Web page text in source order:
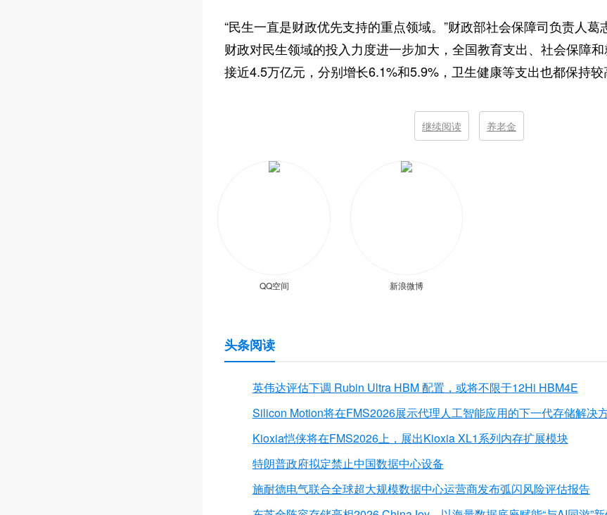
“民生一直是财政优先支持的重点领域。”财政部社会保障司负责人葛
财政对民生领域的投入力度进一步加大，全国教育支出、社会保障
接近4.5万亿元，分别增长6.1%和5.9%，卫生健康等支出也都保持较
继续阅读 养老金
QQ空间 新浪微博
头条阅读
英伟达评估下调 Rubin Ultra HBM 配置，或将不限于12Hi HBM4E
Silicon Motion将在FMS2026展示代理人工智能应用的下一代存储解决
Kioxia恺侠将在FMS2026上，展出Kioxia XL1系列内存扩展模块
特朗普政府拟定禁止中国数据中心设备
施耐德电气联合全球超大规模数据中心运营商发布弧闪风险评估报告